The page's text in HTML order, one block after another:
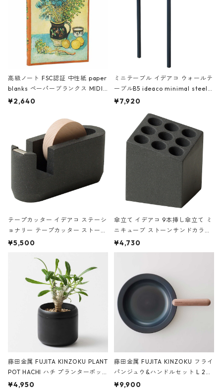
高級ノート FSC認証 中性紙 paper
blanks ペーパーブランクス MIDI
ハードカバー 罫線 ヴァン・ゴッホ
¥2,640
ミニテーブル イデアコ ウォールテ
ーブルB5 ideaco minimal steel f
urniture WALL Table B5 ネイビー
¥7,920
テープカッター イデアコ ステーシ
ョナリー テープカッター ストーン
サンドカラー 石調 ideaco Station
¥5,500
傘立て イデアコ 9本挿し傘立て ミ
ニキューブ ストーンサンドカラー
石調 ideaco Umbrella Stand CUB
E ストーンサンドブラック
¥4,730
藤田金属 FUJITA KINZOKU PLANT
POT HACHI ハチ プランターポッ
ト 3号 ブラック
¥4,950
藤田金属 FUJITA KINZOKU フライ
パンジュウ&ハンドルセット L 24c
m ガス火・IH対応 鉄フライパン
¥9,900